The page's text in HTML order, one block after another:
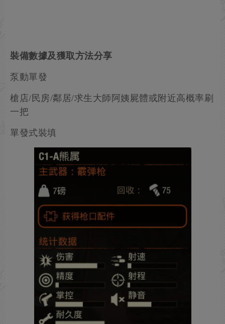
裝備數據及獲取方法分享
泵動單發
槍店/民房/鄰居/求生大師阿姨屍體或附近高概率刷
一把
單發式裝填